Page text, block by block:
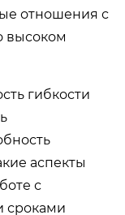
отношения с
высоком
гибкости
аспекты
с
сроками